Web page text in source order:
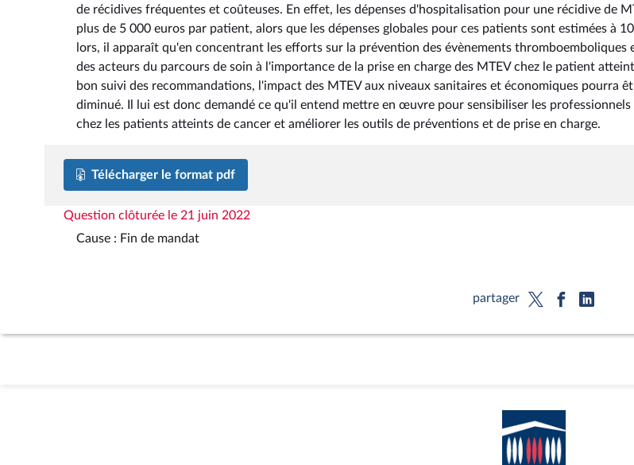
de récidives fréquentes et coûteuses. En effet, les dépenses d'hospitalisation pour une récidive de
plus de 5 000 euros par patient, alors que les dépenses globales pour ces patients sont estimées à
lors, il apparaît qu'en concentrant les efforts sur la prévention des évènements thromboemboliques
des acteurs du parcours de soin à l'importance de la prise en charge des MTEV chez le patient
bon suivi des recommandations, l'impact des MTEV aux niveaux sanitaires et économiques pourra
diminué. Il lui est donc demandé ce qu'il entend mettre en œuvre pour sensibiliser les professionnels
chez les patients atteints de cancer et améliorer les outils de préventions et de prise en charge.
Télécharger le format pdf
Question clôturée le 21 juin 2022
Cause : Fin de mandat
partager